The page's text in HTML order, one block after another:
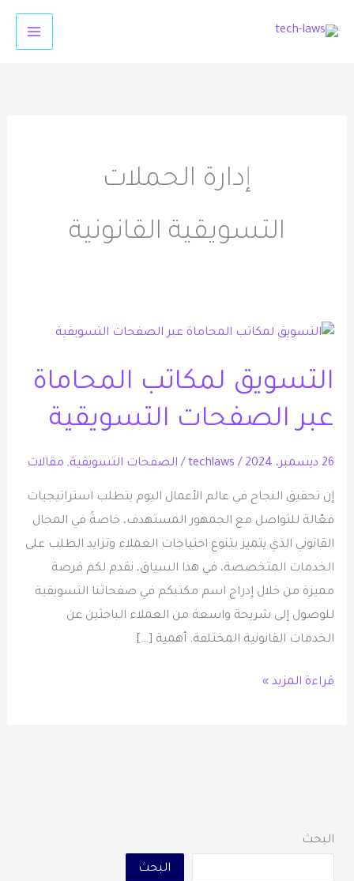
إدارة الحملات
التسويقية القانونية
التسويق لمكاتب المحاماة
عبر الصفحات التسويقية
26 ديسمبر، 2024 /
techlaws
/ الصفحات التسويقية, مقالات
إن تحقيق النجاح في عالم الأعمال اليوم يتطلب استراتيجيات
فعّالة للتواصل مع الجمهور المستهدف، خاصةً في المجال
القانوني الذي يتميز بتنوع احتياجات العملاء وتزايد الطلب على
الخدمات المتخصصة، في هذا السياق، نقدم لكم فرصة
مميزة من خلال إدراج اسم مكتبكم في صفحاتنا التسويقية
للوصول إلى شريحة واسعة من العملاء الباحثين عن
الخدمات القانونية المختلفة. أهمية […]
التسويق
المحاماة
الصفحات
قراءة المزيد »
البحث
البحث